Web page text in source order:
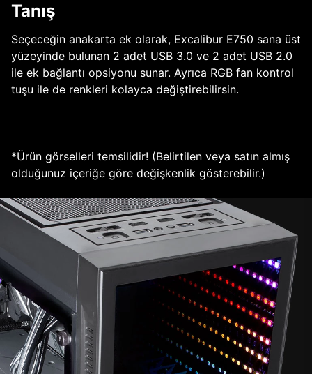
Tanış
Seçeceğin anakarta ek olarak, Excalibur E750 sana üst
yüzeyinde bulunan 2 adet USB 3.0 ve 2 adet USB 2.0
ile ek bağlantı opsiyonu sunar. Ayrıca RGB fan kontrol
tuşu ile de renkleri kolayca değiştirebilirsin.
*Ürün görselleri temsilidir! (Belirtilen veya satın almış
olduğunuz içeriğe göre değişkenlik gösterebilir.)